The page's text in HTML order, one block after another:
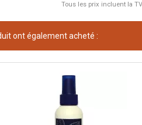
Tous les prix incluent la
ont également acheté :